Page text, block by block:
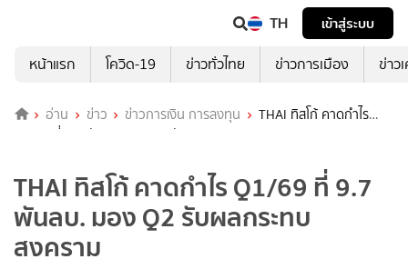
TH
เข้าสู่ระบบ
หน้าแรก
โควิด-19 ข่าวทั่วไทย ข่าวการเมือง ข่าว
อ่าน ข่าว ข่าวการเงิน การลงทุน
THAI ทิสโก้ คาดกำไร
Q1/69 ที่ 9.7 พันลบ. มอง Q2 รับผลกระทบสงคราม
THAI ทิสโก้ คาดกำไร Q1/69 ที่ 9.7
พันลบ. มอง Q2 รับผลกระทบ
สงคราม